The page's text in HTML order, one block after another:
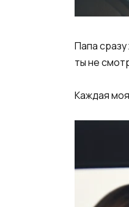
Папа
ты не
Каждая